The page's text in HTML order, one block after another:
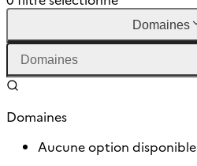
Domaines
Domaines
Aucune option disponible